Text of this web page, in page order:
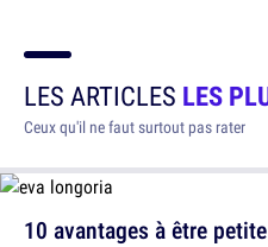
LES ARTICLES LES
Ceux qu'il ne faut surtout pas rater
10 avantages à être petite